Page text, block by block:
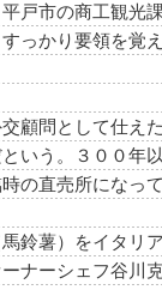
戸市の商工観光
っかり要領を覚
顧問として仕え
いう。３００年
の直売所になって
鈴薯）をイタリア
ナーシェフ谷川